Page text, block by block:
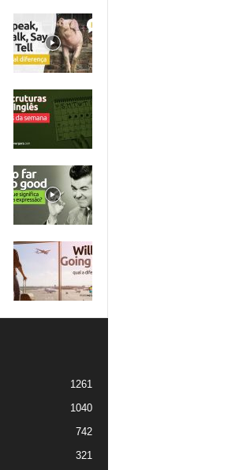
1261
1040
742
321